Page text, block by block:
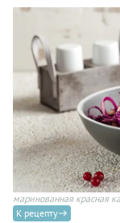
маринованная красная
К рецепту